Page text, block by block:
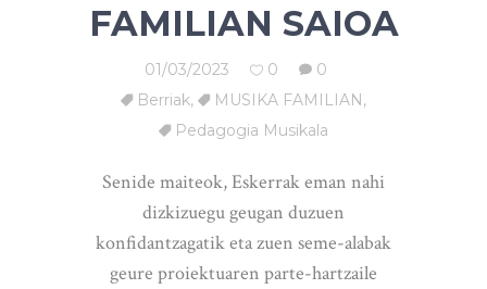
FAMILIAN SAIOA
01/03/2023 0
0
Berriak, MUSIKA FAMILIAN,
Pedagogia Musikala
Senide maiteok, Eskerrak eman nahi
dizkizuegu geugan duzuen
konfidantzagatik eta zuen seme-alabak
geure proiektuaren parte-hartzaile